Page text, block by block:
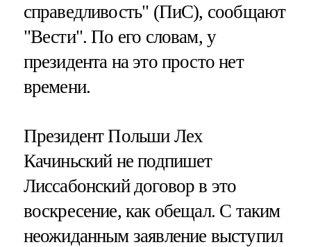
справедливость" (ПиС), сообщают
"Вести". По его словам, у
президента на это просто нет
времени.
Президент Польши Лех
Качиньский не подпишет
Лиссабонский договор в это
воскресение, как обещал. С таким
неожиданным заявление выступил